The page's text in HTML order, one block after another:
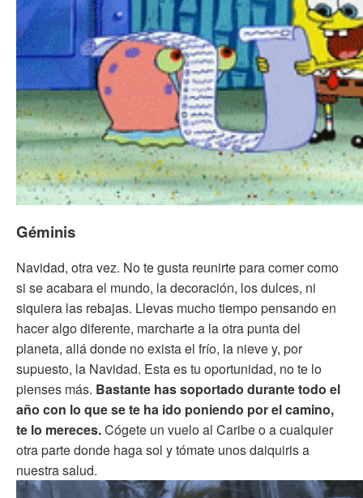
Géminis
Navidad, otra vez. No te gusta reunirte para comer como
si se acabara el mundo, la decoración, los dulces, ni
siquiera las rebajas. Llevas mucho tiempo pensando en
hacer algo diferente, marcharte a la otra punta del
planeta, allá donde no exista el frío, la nieve y, por
supuesto, la Navidad. Esta es tu oportunidad, no te lo
pienses más. Bastante has soportado durante todo el
año con lo que se te ha ido poniendo por el camino,
te lo mereces.Cógete un vuelo al Caribe o a cualquier
otra parte donde haga sol y tómate unos daiquiris a
nuestra salud.